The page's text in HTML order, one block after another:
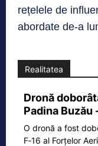
rețelele de
abordate de-a
Realitatea
Dronă
Padina Buzău
O dronă a fost
F‑16 al Forțelor